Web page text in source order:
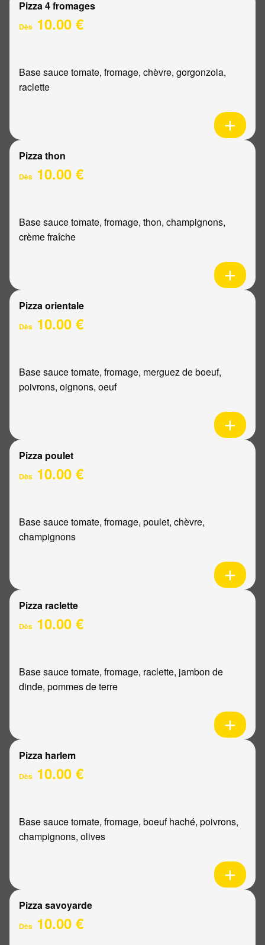
Pizza 4 fromages
Dès 10.00 €
Base sauce tomate, fromage, chèvre, gorgonzola,
raclette
Pizza thon
Dès 10.00 €
Base sauce tomate, fromage, thon, champignons,
crème fraîche
Pizza orientale
Dès 10.00 €
Base sauce tomate, fromage, merguez de boeuf,
poivrons, oignons, oeuf
Pizza poulet
Dès 10.00 €
Base sauce tomate, fromage, poulet, chèvre,
champignons
Pizza raclette
Dès 10.00 €
Base sauce tomate, fromage, raclette, jambon de
dinde, pommes de terre
Pizza harlem
Dès 10.00 €
Base sauce tomate, fromage, boeuf haché, poivrons,
champignons, olives
Pizza savoyarde
Dès 10.00 €